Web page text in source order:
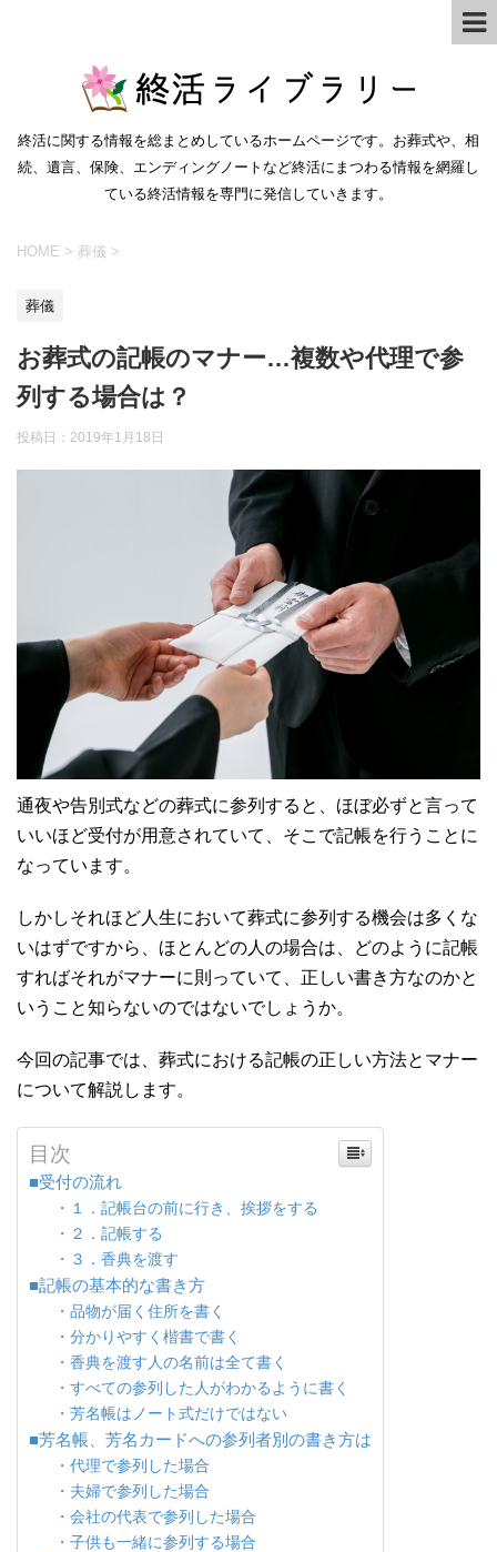
終活に関する情報を総まとめしているホームページです。お葬式や、相
続、遺言、保険、エンディングノートなど終活にまつわる情報を網羅し
ている終活情報を専門に発信していきます。
HOME > 葬儀 >
葬儀
お葬式の記帳のマナー…複数や代理で参
列する場合は？
投稿日： 2019年1月18日
通夜や告別式などの葬式に参列すると、ほぼ必ずと言って
いいほど受付が用意されていて、そこで記帳を行うことに
なっています。
しかしそれほど人生において葬式に参列する機会は多くな
いはずですから、ほとんどの人の場合は、どのように記帳
すればそれがマナーに則っていて、正しい書き方なのかと
いうこと知らないのではないでしょうか。
今回の記事では、葬式における記帳の正しい方法とマナー
について解説します。
目次
■受付の流れ
・１．記帳台の前に行き、挨拶をする
・２．記帳する
・３．香典を渡す
■記帳の基本的な書き方
・品物が届く住所を書く
・分かりやすく楷書で書く
・香典を渡す人の名前は全て書く
・すべての参列した人がわかるように書く
・芳名帳はノート式だけではない
■芳名帳、芳名カードへの参列者別の書き方は
・代理で参列した場合
・夫婦で参列した場合
・会社の代表で参列した場合
・子供も一緒に参列する場合